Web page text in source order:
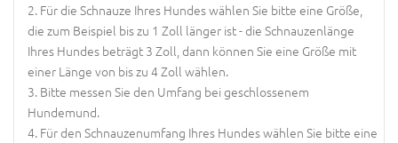
Für die Schnauze Ihres Hundes wählen Sie bitte eine Größe,
die zum Beispiel bis zu 1 Zoll länger ist - die Schnauzenlänge
Ihres Hundes beträgt 3 Zoll, dann können Sie eine Größe mit
einer Länge von bis zu 4 Zoll wählen.
Bitte messen Sie den Umfang bei geschlossenem
Hundemund.
Für den Schnauzenumfang Ihres Hundes wählen Sie bitte eine